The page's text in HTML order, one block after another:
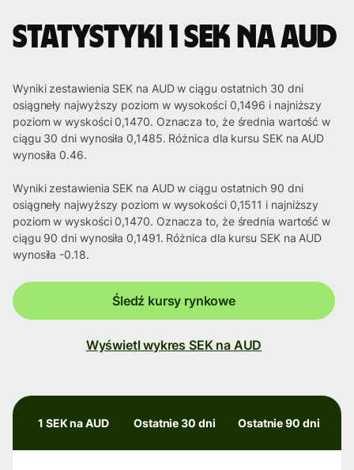
Statystyki 1 SEK na AUD
Wyniki zestawienia SEK na AUD w ciągu ostatnich 30 dni
osiągneły najwyższy poziom w wysokości 0,1496 i najniższy
poziom w wyskości 0,1470. Oznacza to, że średnia wartość w
ciągu 30 dni wynosiła 0,1485. Różnica dla kursu SEK na AUD
wynosiła 0.46.
Wyniki zestawienia SEK na AUD w ciągu ostatnich 90 dni
osiągneły najwyższy poziom w wysokości 0,1511 i najniższy
poziom w wyskości 0,1470. Oznacza to, że średnia wartość w
ciągu 90 dni wynosiła 0,1491. Różnica dla kursu SEK na AUD
wynosiła -0.18.
Śledź kursy rynkowe
Wyświetl wykres SEK na AUD
1 SEK na AUD Ostatnie 30 dni Ostatnie 90 dni